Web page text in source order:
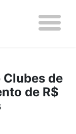
Clubes de
de R$